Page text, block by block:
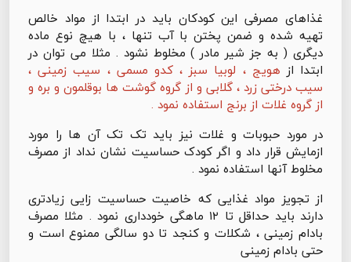
غذاهای مصرفی این کودکان باید در ابتدا از مواد خالص
تهیه شده و ضمن پختن با آب تنها ، با هیچ نوع ماده
دیگری ( به جز شیر مادر ) مخلوط نشود . مثلا می توان در
ابتدا از هویج ، لوبیا سبز ، کدو مسمی ، سیب زمینی ،
سیب درختی زرد ، گلابی و از گروه گوشت ها بوقلمون و بره و
از گروه غلات از برنج استفاده نمود .
در مورد حبوبات و غلات نیز باید تک تک آن ها را مورد
ازمایش قرار داد و اگر کودک حساسیت نشان نداد از مصرف
مخلوط آنها استفاده نمود .
از تجویز مواد غذایی که خاصیت حساسیت زایی زیادتری
دارند باید حداقل تا ۱۲ ماهگی خودداری نمود . مثلا مصرف
بادام زمینی ، شکلات و کنجد تا دو سالگی ممنوع است و
حتی بادام زمینی